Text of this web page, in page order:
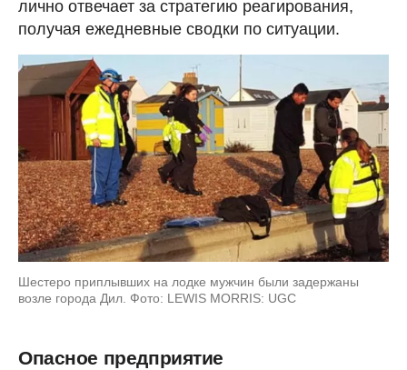
лично отвечает за стратегию реагирования,
получая ежедневные сводки по ситуации.
Шестеро приплывших на лодке мужчин были задержаны
возле города Дил. Фото: LEWIS MORRIS: UGC
Опасное предприятие